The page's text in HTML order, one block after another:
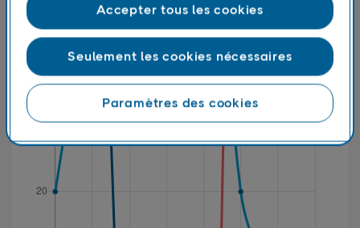
Paramètres des cookies
Seulement les cookies nécessaires
Accepter tous les cookies